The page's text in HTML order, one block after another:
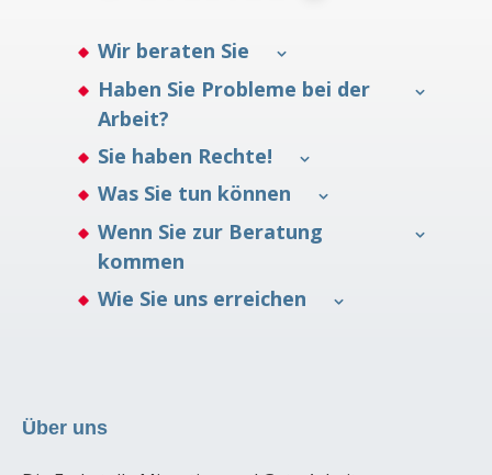
Wir beraten Sie
Haben Sie Probleme bei der
Arbeit?
Sie haben Rechte!
Was Sie tun können
Wenn Sie zur Beratung
kommen
Wie Sie uns erreichen
Über uns